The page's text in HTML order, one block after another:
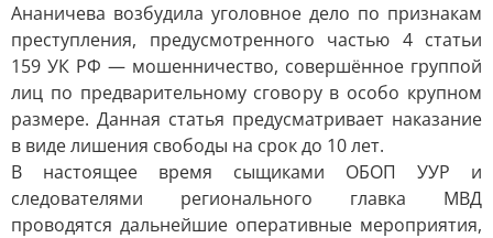
Ананичева возбудила уголовное дело по признакам
преступления, предусмотренного частью 4 статьи
159 УК РФ — мошенничество, совершённое группой
лиц по предварительному сговору в особо крупном
размере. Данная статья предусматривает наказание
в виде лишения свободы на срок до 10 лет.
В настоящее время сыщиками ОБОП УУР и
следователями регионального главка МВД
проводятся дальнейшие оперативные мероприятия,